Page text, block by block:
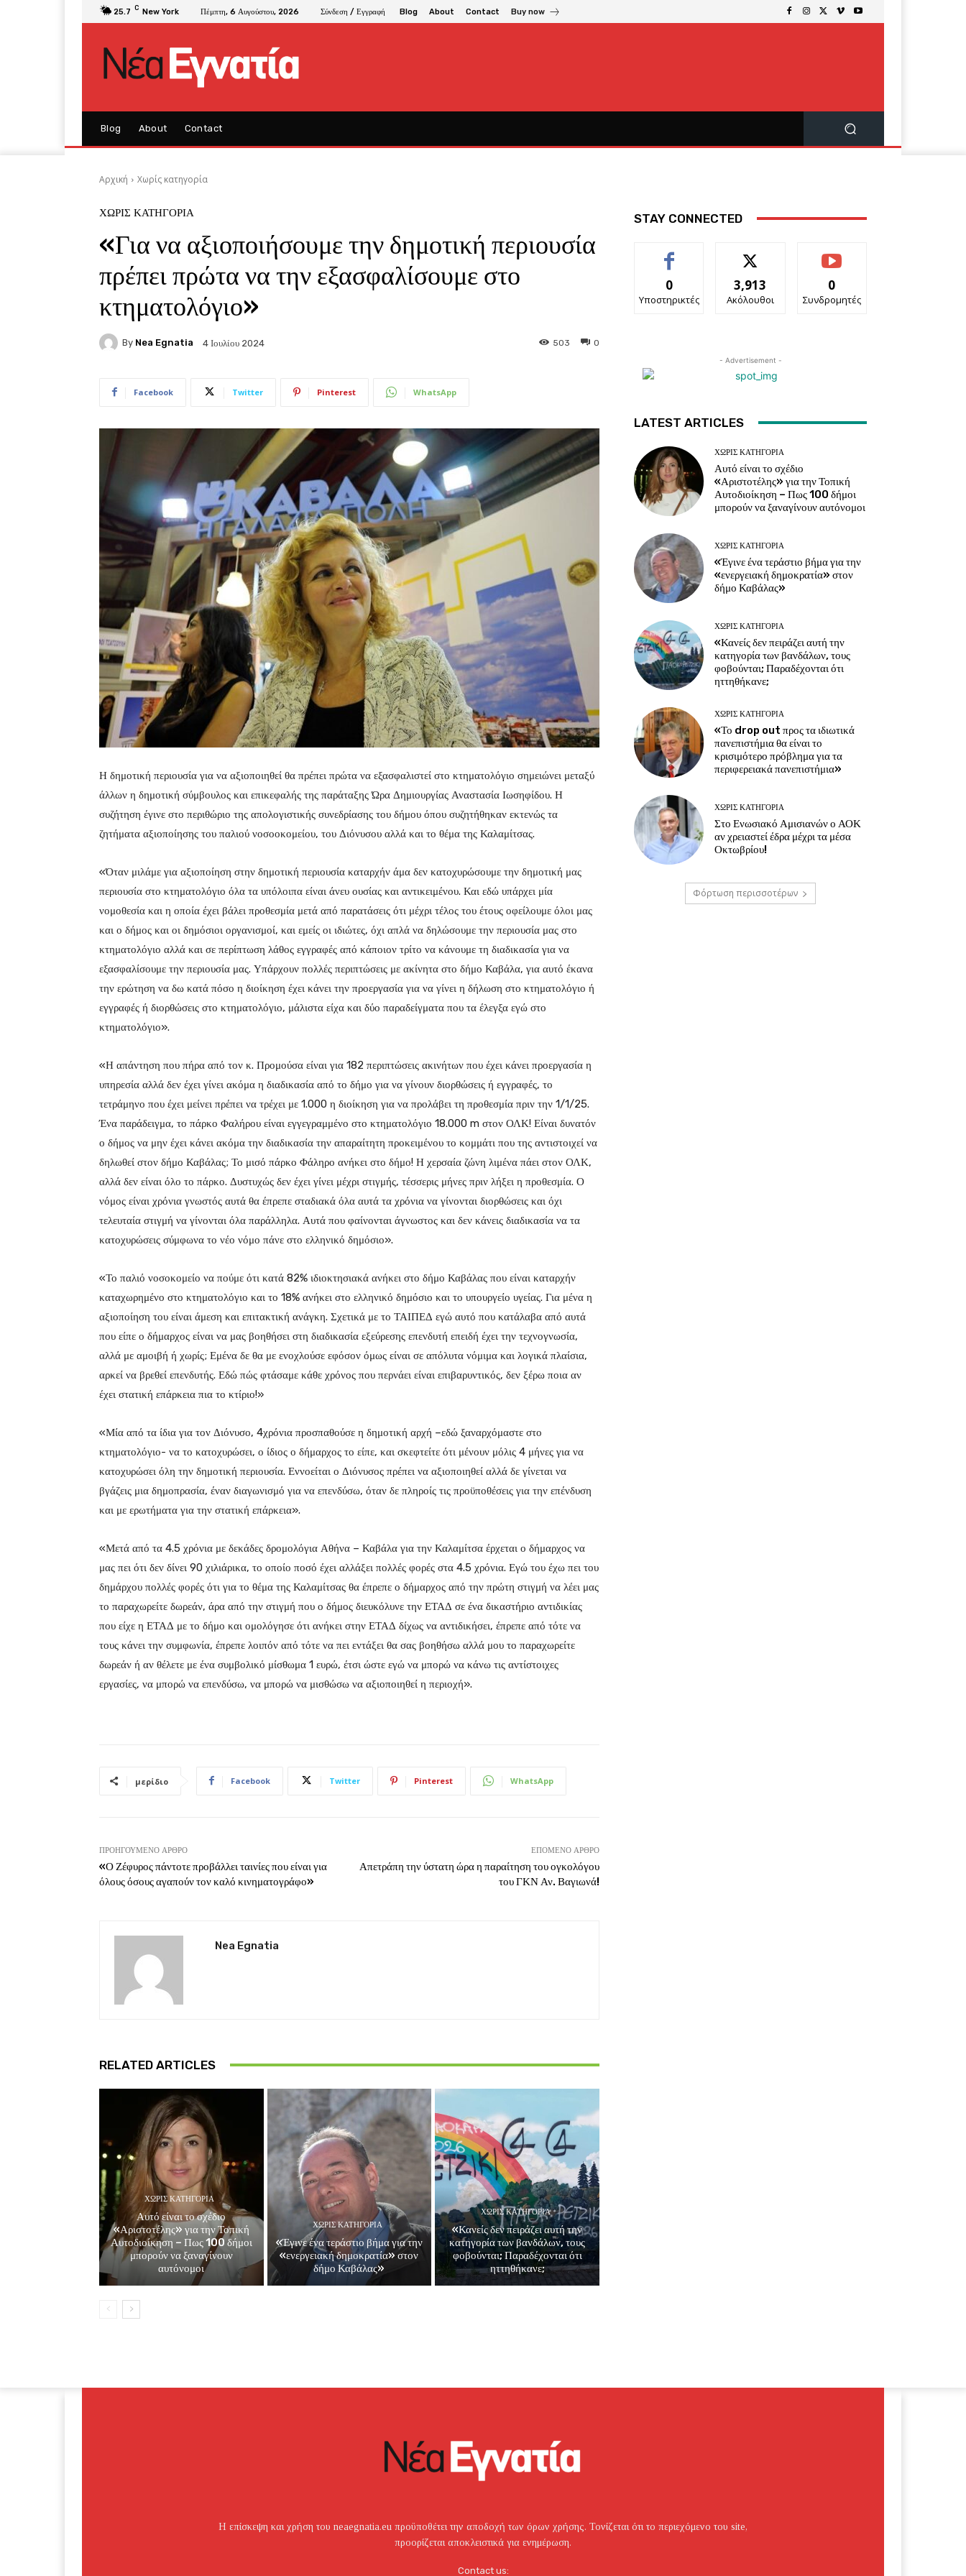
25.7 C New York Πέμπτη, 6 Αυγούστου, 2026 Σύνδεση / Εγγραφή Blog About Contact Buy now
Blog About Contact
Αρχική Χωρίς κατηγορία
ΧΩΡΊΣ ΚΑΤΗΓΟΡΊΑ
«Για να αξιοποιήσουμε την δημοτική περιουσία
πρέπει πρώτα να την εξασφαλίσουμε στο
κτηματολόγιο»
By Nea Egnatia 4 Ιουλίου 2024 0
503
Facebook Twitter Pinterest WhatsApp
Η δημοτική περιουσία για να αξιοποιηθεί θα πρέπει πρώτα να εξασφαλιστεί στο κτηματολόγιο σημειώνει μεταξύ
άλλων η δημοτική σύμβουλος και επικεφαλής της παράταξης Ώρα Δημιουργίας Αναστασία Ιωσηφίδου. Η
συζήτηση έγινε στο περιθώριο της απολογιστικής συνεδρίασης του δήμου όπου συζητήθηκαν εκτενώς τα
ζητήματα αξιοποίησης του παλιού νοσοοκομείου, του Διόνυσου αλλά και το θέμα της Καλαμίτσας.
«Όταν μιλάμε για αξιοποίηση στην δημοτική περιουσία καταρχήν άμα δεν κατοχυρώσουμε την δημοτική μας
περιουσία στο κτηματολόγιο όλα τα υπόλοιπα είναι άνευ ουσίας και αντικειμένου. Και εδώ υπάρχει μία
νομοθεσία και η οποία έχει βάλει προθεσμία μετά από παρατάσεις ότι μέχρι τέλος του έτους οφείλουμε όλοι μας
και ο δήμος και οι δημόσιοι οργανισμοί, και εμείς οι ιδιώτες, όχι απλά να δηλώσουμε την περιουσία μας στο
κτηματολόγιο αλλά και σε περίπτωση λάθος εγγραφές από κάποιον τρίτο να κάνουμε τη διαδικασία για να
εξασφαλίσουμε την περιουσία μας. Υπάρχουν πολλές περιπτώσεις με ακίνητα στο δήμο Καβάλα, για αυτό έκανα
την ερώτηση να δω κατά πόσο η διοίκηση έχει κάνει την προεργασία για να γίνει η δήλωση στο κτηματολόγιο ή
εγγραφές ή διορθώσεις στο κτηματολόγιο, μάλιστα είχα και δύο παραδείγματα που τα έλεγξα εγώ στο
κτηματολόγιο».
«Η απάντηση που πήρα από τον κ. Προμούσα είναι για 182 περιπτώσεις ακινήτων που έχει κάνει προεργασία η
υπηρεσία αλλά δεν έχει γίνει ακόμα η διαδικασία από το δήμο για να γίνουν διορθώσεις ή εγγραφές, το
τετράμηνο που έχει μείνει πρέπει να τρέχει με 1.000 η διοίκηση για να προλάβει τη προθεσμία πριν την 1/1/25.
Ένα παράδειγμα, το πάρκο Φαλήρου είναι εγγεγραμμένο στο κτηματολόγιο 18.000 m στον ΟΛΚ! Είναι δυνατόν
ο δήμος να μην έχει κάνει ακόμα την διαδικασία την απαραίτητη προκειμένου το κομμάτι που της αντιστοιχεί να
δηλωθεί στον δήμο Καβάλας; Το μισό πάρκο Φάληρο ανήκει στο δήμο! Η χερσαία ζώνη λιμένα πάει στον ΟΛΚ,
αλλά δεν είναι όλο το πάρκο. Δυστυχώς δεν έχει γίνει μέχρι στιγμής, τέσσερις μήνες πριν λήξει η προθεσμία. Ο
νόμος είναι χρόνια γνωστός αυτά θα έπρεπε σταδιακά όλα αυτά τα χρόνια να γίνονται διορθώσεις και όχι
τελευταία στιγμή να γίνονται όλα παράλληλα. Αυτά που φαίνονται άγνωστος και δεν κάνεις διαδικασία να τα
κατοχυρώσεις σύμφωνα το νέο νόμο πάνε στο ελληνικό δημόσιο».
«Το παλιό νοσοκομείο να πούμε ότι κατά 82% ιδιοκτησιακά ανήκει στο δήμο Καβάλας που είναι καταρχήν
καταχωρημένο στο κτηματολόγιο και το 18% ανήκει στο ελληνικό δημόσιο και το υπουργείο υγείας. Για μένα η
αξιοποίηση του είναι άμεση και επιτακτική ανάγκη. Σχετικά με το ΤΑΙΠΕΔ εγώ αυτό που κατάλαβα από αυτά
που είπε ο δήμαρχος είναι να μας βοηθήσει στη διαδικασία εξεύρεσης επενδυτή επειδή έχει την τεχνογνωσία,
αλλά με αμοιβή ή χωρίς; Εμένα δε θα με ενοχλούσε εφόσον όμως είναι σε απόλυτα νόμιμα και λογικά πλαίσια,
αρκεί να βρεθεί επενδυτής. Εδώ πώς φτάσαμε κάθε χρόνος που περνάει είναι επιβαρυντικός, δεν ξέρω ποια αν
έχει στατική επάρκεια πια το κτίριο!»
«Μία από τα ίδια για τον Διόνυσο, 4χρόνια προσπαθούσε η δημοτική αρχή –εδώ ξαναρχόμαστε στο
κτηματολόγιο- να το κατοχυρώσει, ο ίδιος ο δήμαρχος το είπε, και σκεφτείτε ότι μένουν μόλις 4 μήνες για να
κατοχυρώσει όλη την δημοτική περιουσία. Εννοείται ο Διόνυσος πρέπει να αξιοποιηθεί αλλά δε γίνεται να
βγάζεις μια δημοπρασία, έναν διαγωνισμό για να επενδύσω, όταν δε πληροίς τις προϋποθέσεις για την επένδυση
και με ερωτήματα για την στατική επάρκεια».
«Μετά από τα 4.5 χρόνια με δεκάδες δρομολόγια Αθήνα – Καβάλα για την Καλαμίτσα έρχεται ο δήμαρχος να
μας πει ότι δεν δίνει 90 χιλιάρικα, το οποίο ποσό έχει αλλάξει πολλές φορές στα 4.5 χρόνια. Εγώ του έχω πει του
δημάρχου πολλές φορές ότι για το θέμα της Καλαμίτσας θα έπρεπε ο δήμαρχος από την πρώτη στιγμή να λέει μας
το παραχωρείτε δωρεάν, άρα από την στιγμή που ο δήμος διευκόλυνε την ΕΤΑΔ σε ένα δικαστήριο αντιδικίας
που είχε η ΕΤΑΔ με το δήμο και ομολόγησε ότι ανήκει στην ΕΤΑΔ δίχως να αντιδικήσει, έπρεπε από τότε να
τους κάνει την συμφωνία, έπρεπε λοιπόν από τότε να πει εντάξει θα σας βοηθήσω αλλά μου το παραχωρείτε
δωρεάν ή αν θέλετε με ένα συμβολικό μίσθωμα 1 ευρώ, έτσι ώστε εγώ να μπορώ να κάνω τις αντίστοιχες
εργασίες, να μπορώ να επενδύσω, να μπορώ να μισθώσω να αξιοποιηθεί η περιοχή».
μερίδιο Facebook Twitter Pinterest WhatsApp
ΠΡΟΗΓΟΎΜΕΝΟ ΆΡΘΡΟ
«Ο Ζέφυρος πάντοτε προβάλλει ταινίες που είναι για
όλους όσους αγαπούν τον καλό κινηματογράφο»
ΕΠΌΜΕΝΟ ΆΡΘΡΟ
Απετράπη την ύστατη ώρα η παραίτηση του ογκολόγου
του ΓΚΝ Αν. Βαγιωνά!
Nea Egnatia
RELATED ARTICLES
ΧΩΡΊΣ ΚΑΤΗΓΟΡΊΑ
Αυτό είναι το σχέδιο
«Αριστοτέλης» για την Τοπική
Αυτοδιοίκηση – Πως 100 δήμοι
μπορούν να ξαναγίνουν
αυτόνομοι
ΧΩΡΊΣ ΚΑΤΗΓΟΡΊΑ
«Έγινε ένα τεράστιο βήμα για την
«ενεργειακή δημοκρατία» στον
δήμο Καβάλας»
ΧΩΡΊΣ ΚΑΤΗΓΟΡΊΑ
«Κανείς δεν πειράζει αυτή την
κατηγορία των βανδάλων, τους
φοβούνται; Παραδέχονται ότι
ηττηθήκανε;
STAY CONNECTED
0
Υποστηρικτές
3,913
Ακόλουθοι
0
Συνδρομητές
- Advertisement -
LATEST ARTICLES
ΧΩΡΊΣ ΚΑΤΗΓΟΡΊΑ
Αυτό είναι το σχέδιο
«Αριστοτέλης» για την Τοπική
Αυτοδιοίκηση – Πως 100 δήμοι
μπορούν να ξαναγίνουν αυτόνομοι
ΧΩΡΊΣ ΚΑΤΗΓΟΡΊΑ
«Έγινε ένα τεράστιο βήμα για την
«ενεργειακή δημοκρατία» στον
δήμο Καβάλας»
ΧΩΡΊΣ ΚΑΤΗΓΟΡΊΑ
«Κανείς δεν πειράζει αυτή την
κατηγορία των βανδάλων, τους
φοβούνται; Παραδέχονται ότι
ηττηθήκανε;
ΧΩΡΊΣ ΚΑΤΗΓΟΡΊΑ
«Το drop out προς τα ιδιωτικά
πανεπιστήμια θα είναι το
κρισιμότερο πρόβλημα για τα
περιφερειακά πανεπιστήμια»
ΧΩΡΊΣ ΚΑΤΗΓΟΡΊΑ
Στο Ενωσιακό Αμισιανών ο ΑΟΚ
αν χρειαστεί έδρα μέχρι τα μέσα
Οκτωβρίου!
Φόρτωση περισσοτέρων
Η επίσκεψη και χρήση του neaegnatia.eu προϋποθέτει την αποδοχή των όρων χρήσης. Τονίζεται ότι το περιεχόμενο του site,
προορίζεται αποκλειστικά για ενημέρωση.
Contact us: